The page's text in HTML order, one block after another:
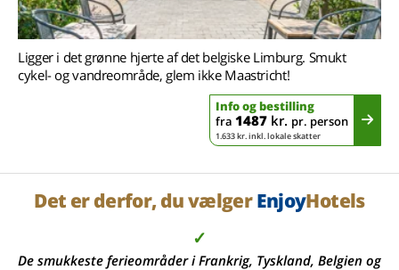
Ligger i det grønne hjerte af det belgiske Limburg. Smukt
cykel- og vandreområde, glem ikke Maastricht!
Info og bestilling
fra 1487 kr. pr. person
1.633 kr. inkl. lokale skatter
Det er derfor, du vælgerEnjoyHotels
✓
De smukkeste ferieområder i Frankrig, Tyskland, Belgien og